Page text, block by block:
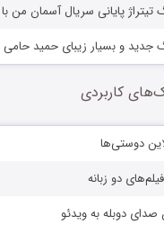
تیتراژ پایانی سریال آسمان من
جدید و بسیار زیبای حمید حامی
کاربردی
دوستی‌ها
دو زبانه
صدای دوبله به ویدئو